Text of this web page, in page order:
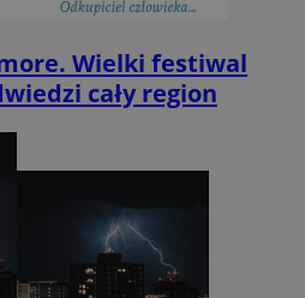
Wielki festiwal
cały region